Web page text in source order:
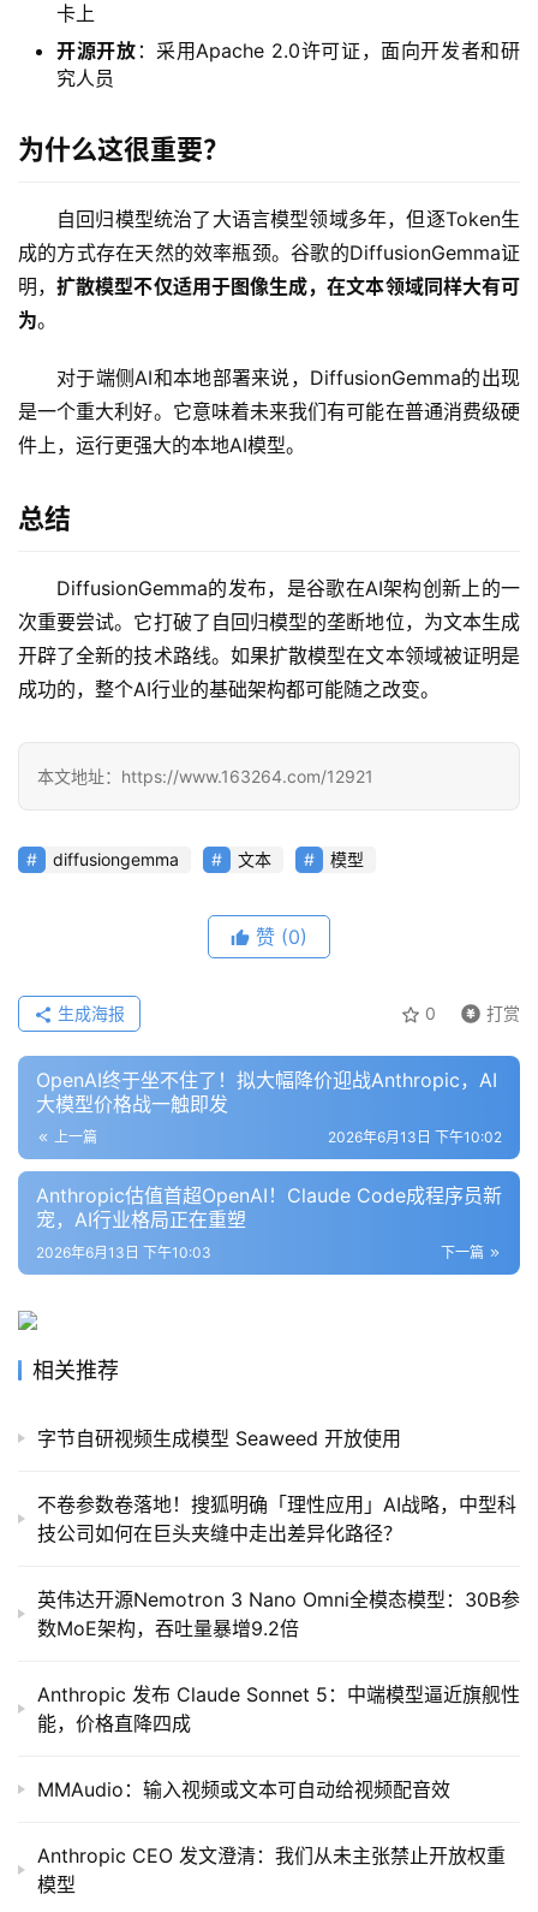
日
项
业
教
型
报
告
卡上
开源开放 ：采用Apache 2.0许可证，面向开发者和研
究人员
为什么这很重要？
自回归模型统治了大语言模型领域多年，但逐Token生
成的方式存在天然的效率瓶颈。谷歌的DiffusionGemma证
明，扩散模型不仅适用于图像生成，在文本领域同样大有可
为。
对于端侧AI和本地部署来说，DiffusionGemma的出现
是一个重大利好。它意味着未来我们有可能在普通消费级硬
件上，运行更强大的本地AI模型。
总结
DiffusionGemma的发布，是谷歌在AI架构创新上的一
次重要尝试。它打破了自回归模型的垄断地位，为文本生成
开辟了全新的技术路线。如果扩散模型在文本领域被证明是
成功的，整个AI行业的基础架构都可能随之改变。
本文地址：https://www.163264.com/12921
diffusiongemma 文本 模型
赞 (0)
0 打赏
生成海报
OpenAI终于坐不住了！拟大幅降价迎战Anthropic，AI
大模型价格战一触即发
上一篇 2026年6月13日 下午10:02
Anthropic估值首超OpenAI！Claude Code成程序员新
宠，AI行业格局正在重塑
下一篇
2026年6月13日 下午10:03
相关推荐
字节自研视频生成模型 Seaweed 开放使用
不卷参数卷落地！搜狐明确「理性应用」AI战略，中型科
技公司如何在巨头夹缝中走出差异化路径？
英伟达开源Nemotron 3 Nano Omni全模态模型：30B参
数MoE架构，吞吐量暴增9.2倍
Anthropic 发布 Claude Sonnet 5：中端模型逼近旗舰性
能，价格直降四成
MMAudio：输入视频或文本可自动给视频配音效
Anthropic CEO 发文澄清：我们从未主张禁止开放权重
模型